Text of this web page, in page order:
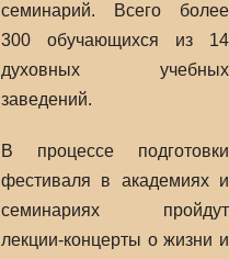
семинарий. Всего более
300 обучающихся из 14
духовных учебных
заведений.
В процессе подготовки
фестиваля в академиях и
семинариях пройдут
лекции-концерты о жизни и